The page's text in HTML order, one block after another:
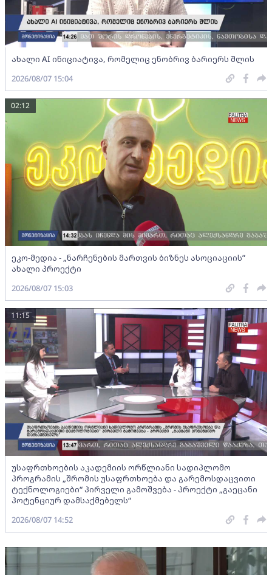
ახალი AI ინიციატივა, რომელიც ენობრივ ბარიერს შლის
2026/08/07 15:04
ეკო-მედია - „ნარჩენების მართვის ბიზნეს ასოციაციის”
ახალი პროექტი
02:12
2026/08/07 15:03
უსაფრთხოების აკადემიის ორწლიანი სადიპლომო
პროგრამის „შრომის უსაფრთხოება და გარემოსდაცვითი
ტექნოლოგიები“ პირველი გამოშვება - პროექტი „გაეცანი
პოტენციურ დამსაქმებელს“
11:15
2026/08/07 14:52